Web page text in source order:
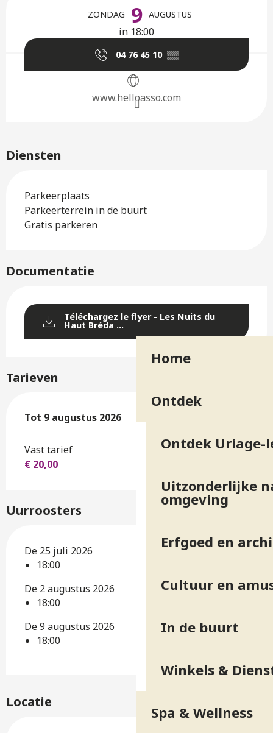
Home
Ontdek
Ontdek Uriage-
Uitzonderlijke
omgeving
Erfgoed en
Cultuur en
In de buurt
Winkels &
Spa & Wellness
ZONDAG 9 AUGUSTUS
in 18:00
04 76 45 10 ▒▒
www.helloasso.com
Diensten
Parkeerplaats
Parkeerterrein in de buurt
Gratis parkeren
Documentatie
Téléchargez le flyer - Les Nuits du
Haut Bréda ...
Tarieven
Van 25 juli 2026tot9 augustus 2026
Tot 9 augustus 2026
Vast tarief
€ 20,00
Uurroosters
De 25 juli 2026
18:00
De 2 augustus 2026
18:00
De 9 augustus 2026
18:00
Locatie